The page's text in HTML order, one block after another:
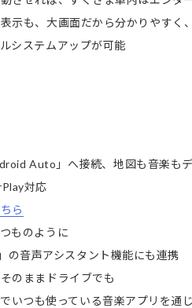
示も、大画面だから分かりやすく
システムアップが可能
Auto」へ接続、地図も音楽も
対応
ら
ものように
音声アシスタント機能にも連携
のままドライブでも
つも使っている音楽アプリを通じ